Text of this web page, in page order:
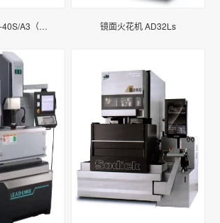
镜面火花机LN-40S/A3（自动升降油槽） 镜面火花机 AD32Ls